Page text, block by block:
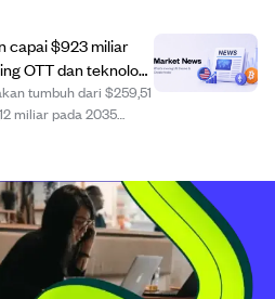
capai $923 miliar
OTT dan teknologi
tumbuh dari $259,51
miliar pada 2035
ini didorong oleh
se...